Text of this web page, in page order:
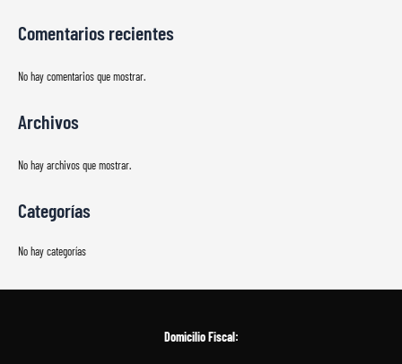
Comentarios recientes
No hay comentarios que mostrar.
Archivos
No hay archivos que mostrar.
Categorías
No hay categorías
Domicilio Fiscal: